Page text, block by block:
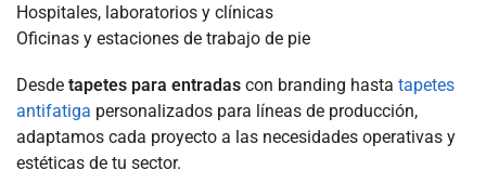
Hospitales, laboratorios y clínicas
Oficinas y estaciones de trabajo de pie
Desde tapetes para entradas con branding hasta tapetes
antifatiga personalizados para líneas de producción,
adaptamos cada proyecto a las necesidades operativas y
estéticas de tu sector.